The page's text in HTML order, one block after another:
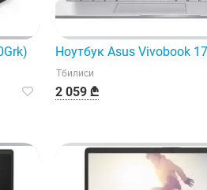
— это новейший игровой
Ноутбук Asus Vivobook
Тбилиси
2 059 ₾